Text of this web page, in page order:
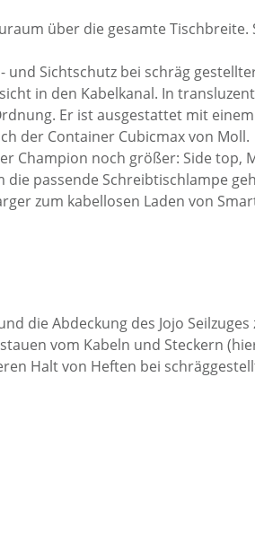
über die gesamte
Sichtschutz bei schräg
in den Kabelkanal. In
Er ist ausgestattet mit
der Container Cubicmax von Moll.
Champion noch größer: Side top,
die passende Schreibtischlampe
zum kabellosen Laden von
die Abdeckung des Jojo
vom Kabeln und Steckern
Halt von Heften bei